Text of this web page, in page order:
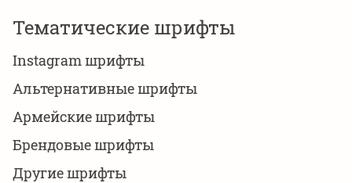
Тематические шрифты
Instagram шрифты
Альтернативные шрифты
Армейские шрифты
Брендовые шрифты
Другие шрифты